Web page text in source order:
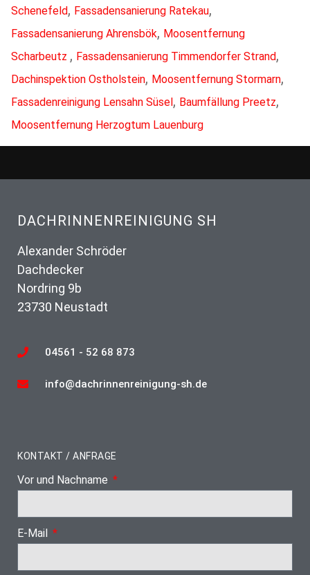
Schenefeld, Fassadensanierung Ratekau,
Fassadensanierung Ahrensbök, Moosentfernung
Scharbeutz , Fassadensanierung Timmendorfer Strand,
Dachinspektion Ostholstein, Moosentfernung Stormarn,
Fassadenreinigung Lensahn Süsel, Baumfällung Preetz,
Moosentfernung Herzogtum Lauenburg
DACHRINNENREINIGUNG SH
Alexander Schröder
Dachdecker
Nordring 9b
23730 Neustadt
04561 - 52 68 873
info@dachrinnenreinigung-sh.de
KONTAKT / ANFRAGE
Vor und Nachname
E-Mail